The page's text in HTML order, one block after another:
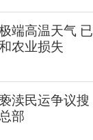
端高温天气 已
农业损失
渎民运争议搜
部